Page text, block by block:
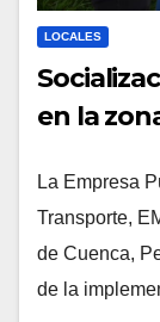
LOCALES
en la
La Empresa
Transporte,
de Cuenca,
de la